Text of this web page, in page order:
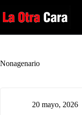
al
contenido
Nonagenario
20 mayo, 2026